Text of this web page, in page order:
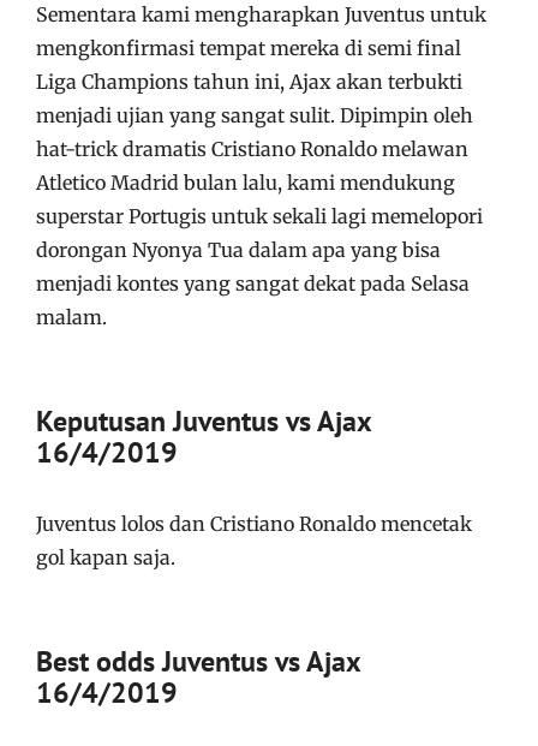
Sementara kami mengharapkan Juventus untuk
mengkonfirmasi tempat mereka di semi final
Liga Champions tahun ini, Ajax akan terbukti
menjadi ujian yang sangat sulit. Dipimpin oleh
hat-trick dramatis Cristiano Ronaldo melawan
Atletico Madrid bulan lalu, kami mendukung
superstar Portugis untuk sekali lagi memelopori
dorongan Nyonya Tua dalam apa yang bisa
menjadi kontes yang sangat dekat pada Selasa
malam.
Keputusan Juventus vs Ajax
16/4/2019
Juventus lolos dan Cristiano Ronaldo mencetak
gol kapan saja.
Best odds Juventus vs Ajax
16/4/2019